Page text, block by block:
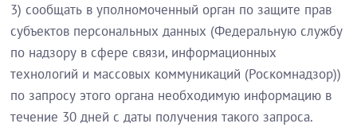
3) сообщать в уполномоченный орган по защите прав
субъектов персональных данных (Федеральную службу
по надзору в сфере связи, информационных
технологий и массовых коммуникаций (Роскомнадзор))
по запросу этого органа необходимую информацию в
течение 30 дней с даты получения такого запроса.